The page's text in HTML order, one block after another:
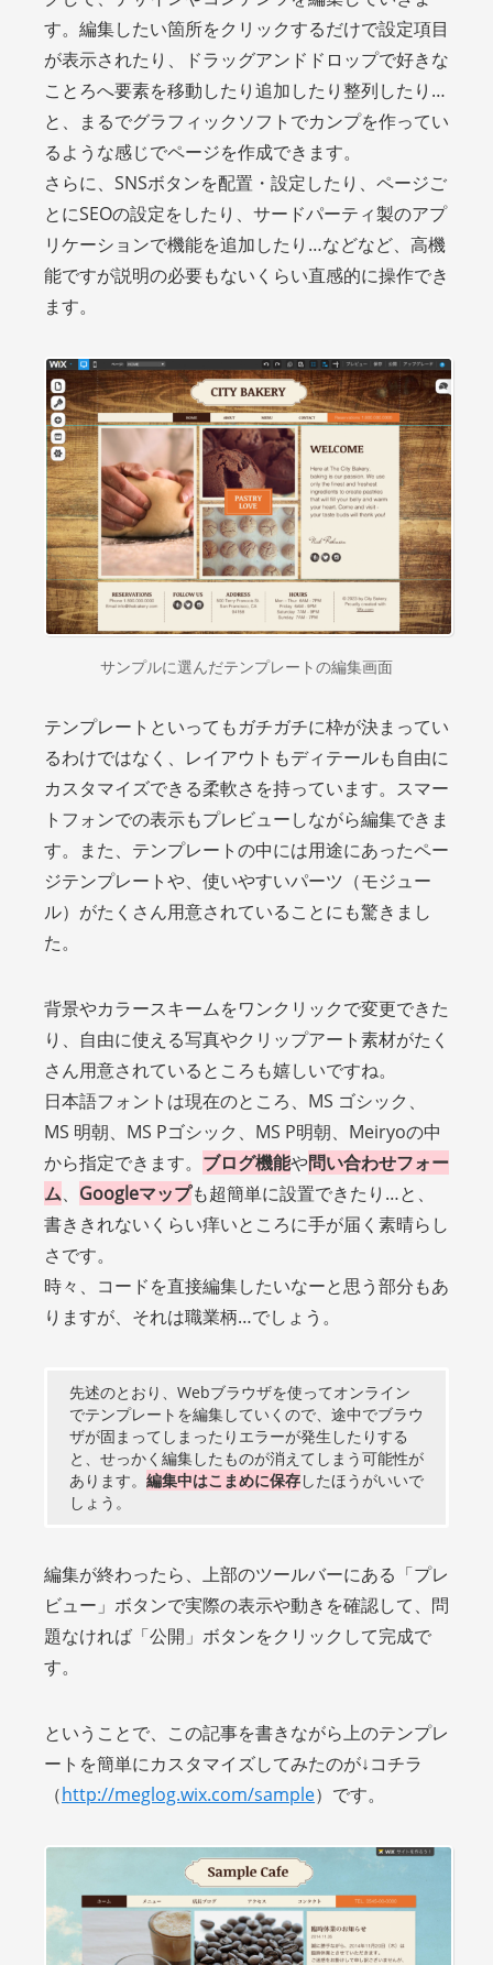
す。編集したい箇所をクリックするだけで設定項目
が表示されたり、ドラッグアンドドロップで好きな
ことろへ要素を移動したり追加したり整列したり…
と、まるでグラフィックソフトでカンプを作ってい
るような感じでページを作成できます。
さらに、SNSボタンを配置・設定したり、ページご
とにSEOの設定をしたり、サードパーティ製のアプ
リケーションで機能を追加したり…などなど、高機
能ですが説明の必要もないくらい直感的に操作でき
ます。
サンプルに選んだテンプレートの編集画面
テンプレートといってもガチガチに枠が決まってい
るわけではなく、レイアウトもディテールも自由に
カスタマイズできる柔軟さを持っています。スマー
トフォンでの表示もプレビューしながら編集できま
す。また、テンプレートの中には用途にあったペー
ジテンプレートや、使いやすいパーツ（モジュー
ル）がたくさん用意されていることにも驚きまし
た。
背景やカラースキームをワンクリックで変更できた
り、自由に使える写真やクリップアート素材がたく
さん用意されているところも嬉しいですね。
日本語フォントは現在のところ、MS ゴシック、
MS 明朝、MS Pゴシック、MS P明朝、Meiryoの中
から指定できます。 ブログ機能や問い合わせフォー
ム、 Googleマップも超簡単に設置できたり…と、
書ききれないくらい痒いところに手が届く素晴らし
さです。
時々、コードを直接編集したいなーと思う部分もあ
りますが、それは職業柄…でしょう。
先述のとおり、Webブラウザを使ってオンライン
でテンプレートを編集していくので、途中でブラウ
ザが固まってしまったりエラーが発生したりする
と、せっかく編集したものが消えてしまう可能性が
あります。 編集中はこまめに保存したほうがいいで
しょう。
編集が終わったら、上部のツールバーにある「プレ
ビュー」ボタンで実際の表示や動きを確認して、問
題なければ「公開」ボタンをクリックして完成で
す。
ということで、この記事を書きながら上のテンプレ
ートを簡単にカスタマイズしてみたのが↓コチラ
（http://meglog.wix.com/sample）です。